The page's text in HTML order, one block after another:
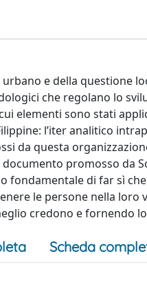
e della questione
che regolano lo
elementi sono stati
l’iter analitico
da questa
promosso da
fondamentale di far sì
le persone nella
credono e fornendo
Scheda